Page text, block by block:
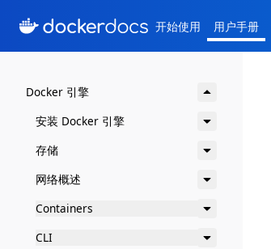
开始使用 用户手册
Docker 引擎
安装 Docker 引擎
存储
网络概述
Containers
CLI